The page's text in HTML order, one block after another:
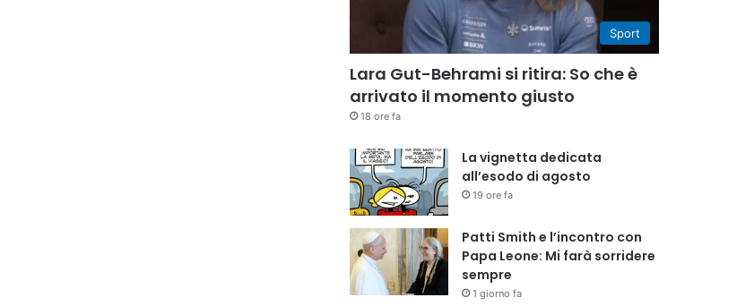
Sport
Lara Gut-Behrami si ritira: So che è
arrivato il momento giusto
18 ore fa
La vignetta dedicata
all’esodo di agosto
19 ore fa
Patti Smith e l’incontro con
Papa Leone: Mi farà sorridere
sempre
1 giorno fa